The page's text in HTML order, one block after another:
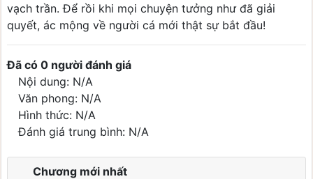
vạch trần. Để rồi khi mọi chuyện tưởng như đã giải
quyết, ác mộng về người cá mới thật sự bắt đầu!
Đã có 0 người đánh giá
Nội dung: N/A
Văn phong: N/A
Hình thức: N/A
Đánh giá trung bình: N/A
Chương mới nhất